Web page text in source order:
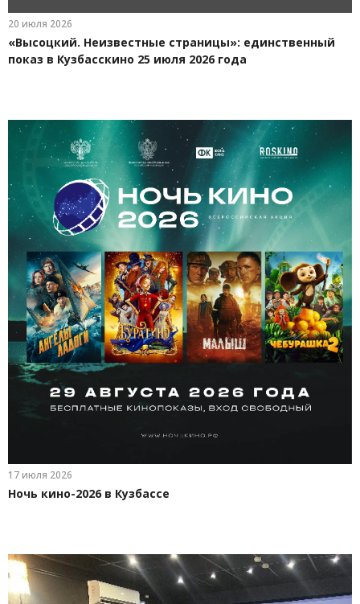
20 июля 2026
«Высоцкий. Неизвестные страницы»: единственный
показ в Кузбасскино 25 июля 2026 года
17 июля 2026
Ночь кино-2026 в Кузбассе